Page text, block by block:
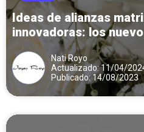
Ideas de alianzas
innovadoras: los
colecciones D’eros y
Nati Royo
Actualizado: 11/04/
Publicado: 14/08/2023